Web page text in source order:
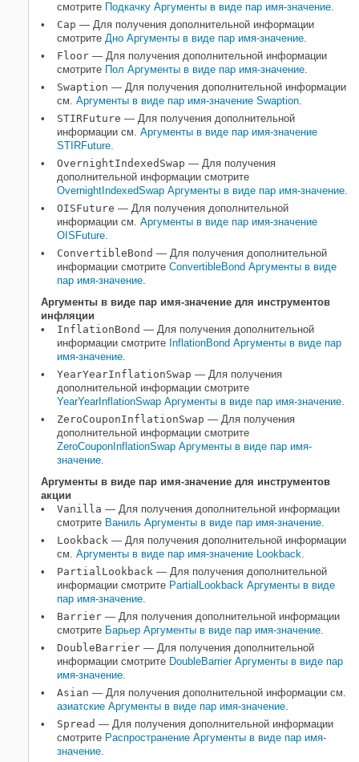
смотрите Подкачку Аргументы в виде пар имя-значение.
Cap — Для получения дополнительной информации
смотрите Дно Аргументы в виде пар имя-значение.
Floor — Для получения дополнительной информации
смотрите Пол Аргументы в виде пар имя-значение.
Swaption — Для получения дополнительной информации
см. Аргументы в виде пар имя-значение Swaption.
STIRFuture — Для получения дополнительной
информации см. Аргументы в виде пар имя-значение
STIRFuture.
OvernightIndexedSwap — Для получения
дополнительной информации смотрите
OvernightIndexedSwap Аргументы в виде пар имя-значение.
OISFuture — Для получения дополнительной
информации см. Аргументы в виде пар имя-значение
OISFuture.
ConvertibleBond — Для получения дополнительной
информации смотрите ConvertibleBond Аргументы в виде
пар имя-значение.
Аргументы в виде пар имя-значение для инструментов
инфляции
InflationBond — Для получения дополнительной
информации смотрите InflationBond Аргументы в виде пар
имя-значение.
YearYearInflationSwap — Для получения
дополнительной информации смотрите
YearYearInflationSwap Аргументы в виде пар имя-значение.
ZeroCouponInflationSwap — Для получения
дополнительной информации смотрите
ZeroCouponInflationSwap Аргументы в виде пар имя-
значение.
Аргументы в виде пар имя-значение для инструментов
акции
Vanilla — Для получения дополнительной информации
смотрите Ваниль Аргументы в виде пар имя-значение.
Lookback — Для получения дополнительной информации
см. Аргументы в виде пар имя-значение Lookback.
PartialLookback — Для получения дополнительной
информации смотрите PartialLookback Аргументы в виде
пар имя-значение.
Barrier — Для получения дополнительной информации
смотрите Барьер Аргументы в виде пар имя-значение.
DoubleBarrier — Для получения дополнительной
информации смотрите DoubleBarrier Аргументы в виде пар
имя-значение.
Asian — Для получения дополнительной информации см.
азиатские Аргументы в виде пар имя-значение.
Spread — Для получения дополнительной информации
смотрите Распространение Аргументы в виде пар имя-
значение.